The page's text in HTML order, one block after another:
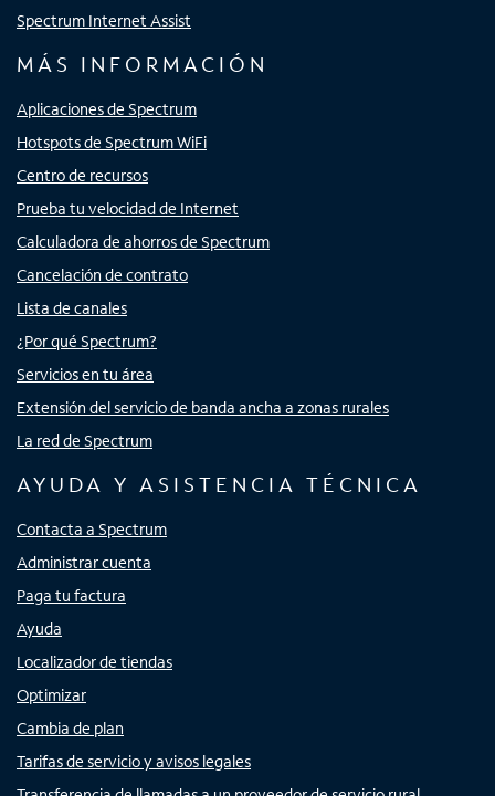
Spectrum Internet Assist
MÁS INFORMACIÓN
Aplicaciones de Spectrum
Hotspots de Spectrum WiFi
Centro de recursos
Prueba tu velocidad de Internet
Calculadora de ahorros de Spectrum
Cancelación de contrato
Lista de canales
¿Por qué Spectrum?
Servicios en tu área
Extensión del servicio de banda ancha a zonas rurales
La red de Spectrum
AYUDA Y ASISTENCIA TÉCNICA
Contacta a Spectrum
Administrar cuenta
Paga tu factura
Ayuda
Localizador de tiendas
Optimizar
Cambia de plan
Tarifas de servicio y avisos legales